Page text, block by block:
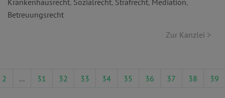
Krankenhausrecht, Sozialrecht, Strafrecht, Mediation,
Betreuungsrecht
Zur Kanzlei >
2 ... 31 32 33 34 35 36 37 38 39